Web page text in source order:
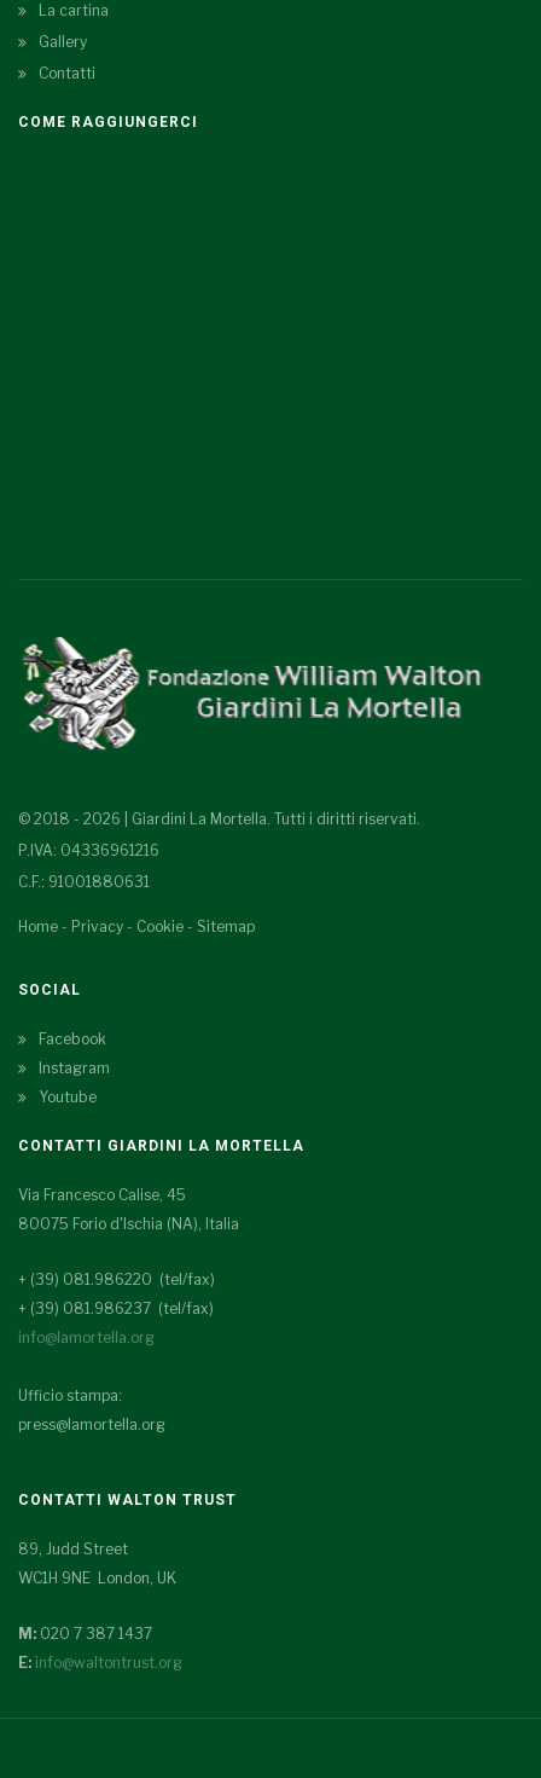
La cartina
Gallery
Contatti
COME RAGGIUNGERCI
© 2018 - 2026 | Giardini La Mortella. Tutti i diritti riservati.
P.IVA: 04336961216
C.F.: 91001880631
Home - Privacy - Cookie - Sitemap
SOCIAL
Facebook
Instagram
Youtube
CONTATTI GIARDINI LA MORTELLA
Via Francesco Calise, 45
80075 Forio d'Ischia (NA), Italia
+ (39) 081.986220 (tel/fax)
+ (39) 081.986237 (tel/fax)
info@lamortella.org
Ufficio stampa:
press@lamortella.org
CONTATTI WALTON TRUST
89, Judd Street
WC1H 9NE London, UK
M: 020 7 387 1437
E: info@waltontrust.org